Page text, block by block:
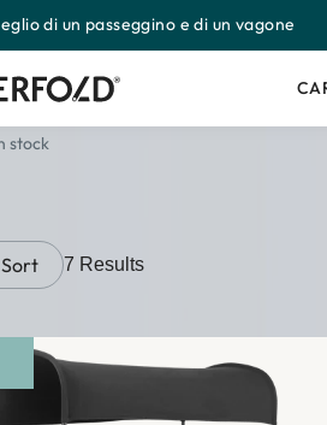
di un passeggino e di un vagone
stock
7 Results